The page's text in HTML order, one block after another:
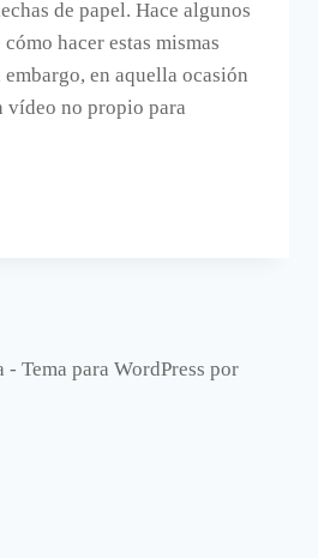
de papel. Hace algunos
hacer estas mismas
en aquella ocasión
no propio para
Tema para WordPress por